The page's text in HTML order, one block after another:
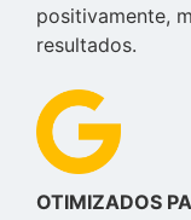
positivamente,
resultados.
OTIMIZADOS